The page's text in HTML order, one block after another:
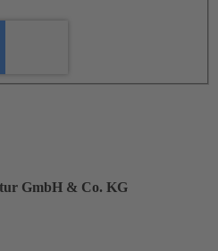
GmbH & Co. KG